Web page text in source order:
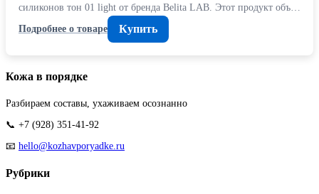
силиконов тон 01 light от бренда Belita LAB. Этот продукт объ…
Подробнее о товаре
Купить
Кожа в порядке
Разбираем составы, ухаживаем осознанно
📞 +7 (928) 351-41-92
📧 hello@kozhavporyadke.ru
Рубрики